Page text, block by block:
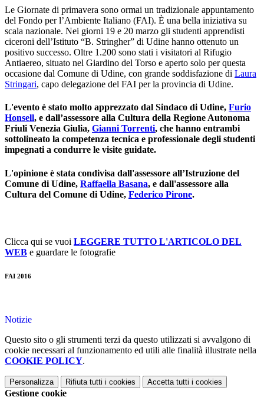
Le Giornate di primavera sono ormai un tradizionale appuntamento
del Fondo per l’Ambiente Italiano (FAI). È una bella iniziativa su
scala nazionale. Nei giorni 19 e 20 marzo gli studenti apprendisti
ciceroni dell’Istituto “B. Stringher” di Udine hanno ottenuto un
positivo successo. Oltre 1.200 sono stati i visitatori al Rifugio
Antiaereo, situato nel Giardino del Torso e aperto solo per questa
occasione dal Comune di Udine, con grande soddisfazione di Laura
Stringari, capo delegazione del FAI per la provincia di Udine.
L'evento è stato molto apprezzato dal Sindaco di Udine, Furio
Honsell, e dall’assessore alla Cultura della Regione Autonoma
Friuli Venezia Giulia, Gianni Torrenti, che hanno entrambi
sottolineato la competenza tecnica e professionale degli studenti
impegnati a condurre le visite guidate.
L'opinione è stata condivisa dall'assessore all’Istruzione del
Comune di Udine, Raffaella Basana, e dall'assessore alla
Cultura del Comune di Udine, Federico Pirone.
Clicca qui se vuoi LEGGERE TUTTO L'ARTICOLO DEL
WEB e guardare le fotografie
FAI 2016
Notizie
Questo sito o gli strumenti terzi da questo utilizzati si avvalgono di
cookie necessari al funzionamento ed utili alle finalità illustrate nella
COOKIE POLICY.
Personalizza Rifiuta tutti i cookies Accetta tutti i cookies
Gestione cookie